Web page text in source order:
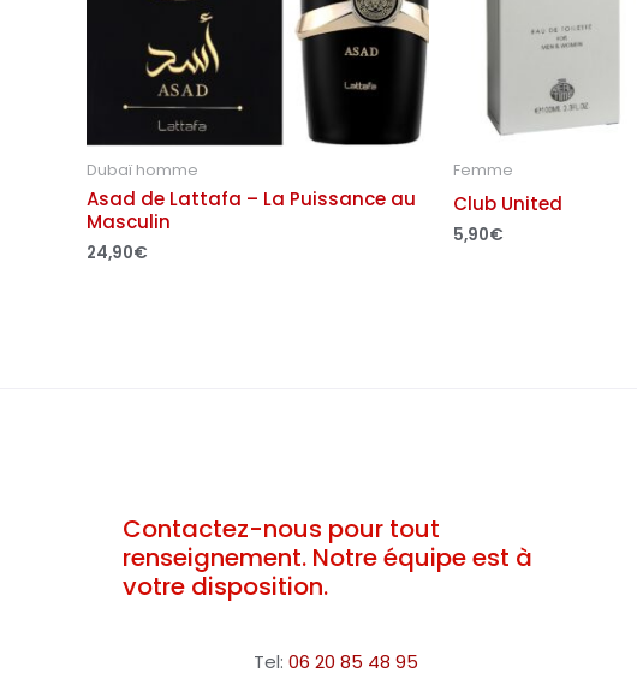
Dubaï homme
Asad de Lattafa – La Puissance au
Masculin
24,90€
Femme
Club United
5,90€
Contactez-nous pour tout
renseignement. Notre équipe est à
votre disposition.
Tel:06 20 85 48 95